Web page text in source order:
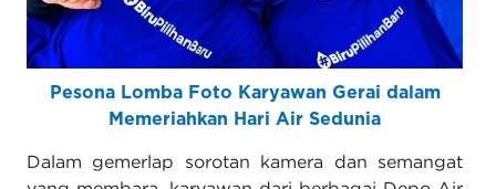
Pesona Lomba Foto Karyawan Gerai dalam
Memeriahkan Hari Air Sedunia
Dalam gemerlap sorotan kamera dan semangat